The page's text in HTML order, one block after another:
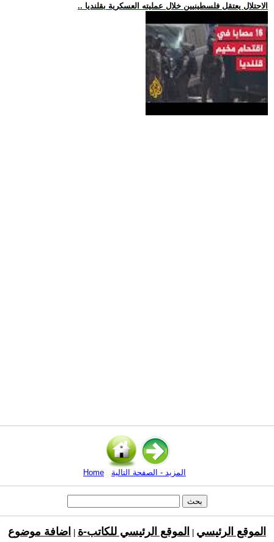
.. الاحتلال يعتقل فلسطينيين خلال عمليته العسكرية بقلنديا
Home المزيد - الصفحة التالية
الموقع الرئيسي الموقع الرئيسي للكاتب-ة
اضافة موضوع